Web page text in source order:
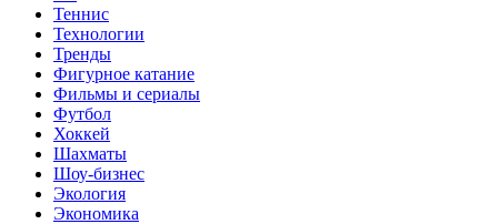
Теннис
Технологии
Тренды
Фигурное катание
Фильмы и сериалы
Футбол
Хоккей
Шахматы
Шоу-бизнес
Экология
Экономика